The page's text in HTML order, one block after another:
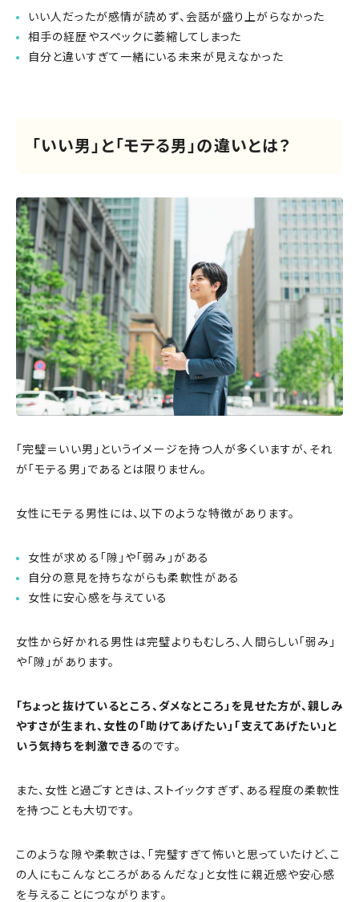
いい人だったが感情が読めず、会話が盛り上がらなかった
相手の経歴やスペックに萎縮してしまった
自分と違いすぎて一緒にいる未来が見えなかった
「いい男」と「モテる男」の違いとは？
「完璧＝いい男」というイメージを持つ人が多くいますが、それ
が「モテる男」であるとは限りません。
女性にモテる男性には、以下のような特徴があります。
女性が求める「隙」や「弱み」がある
自分の意見を持ちながらも柔軟性がある
女性に安心感を与えている
女性から好かれる男性は完璧よりもむしろ、人間らしい「弱み」
や「隙」があります。
「ちょっと抜けているところ、ダメなところ」を見せた方が、親しみ
やすさが生まれ、女性の「助けてあげたい」「支えてあげたい」と
いう気持ちを刺激できるのです。
また、女性と過ごすときは、ストイックすぎず、ある程度の柔軟性
を持つことも大切です。
このような隙や柔軟さは、「完璧すぎて怖いと思っていたけど、こ
の人にもこんなところがあるんだな」と女性に親近感や安心感
を与えることにつながります。